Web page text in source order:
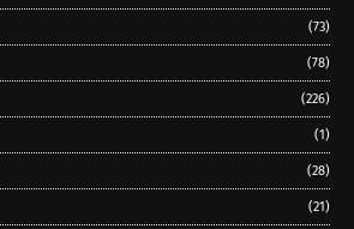
(73)
(78)
(226)
(1)
(28)
(21)